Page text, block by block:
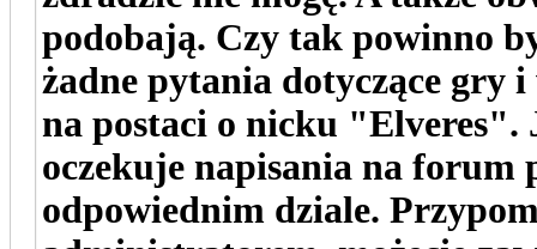
podobają. Czy tak powinno
żadne pytania dotyczące gry
na postaci o nicku "Elveres".
oczekuje napisania na
odpowiednim dziale.